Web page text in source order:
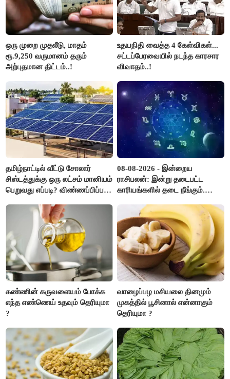
ஒரு முறை முதலீடு, மாதம்
ரூ.9,250 வருமானம் தரும்
அற்புதமான திட்டம்..!
உதயநிதி வைத்த 4 கேள்விகள்...
சட்டப்பேரவையில் நடந்த காரசார
விவாதம்..!
தமிழ்நாட்டில் வீட்டு சோலார்
சிஸ்டத்துக்கு ஒரு லட்சம் மானியம்
பெறுவது எப்படி? விண்ணப்பிப்பது
08-08-2026 - இன்றைய
ராசிபலன்: இன்று தடைபட்ட
காரியங்களில் தடை நீங்கும்.
இருக்கும். ஆன்மீக எண்ணம்
அதிகரிக்கும்..!
கண்ணின் கருவளையம் போக்க
எந்த எண்ணெய் உதவும் தெரியுமா
?
வாழைப்பழ மசியலை தினமும்
முகத்தில் பூசினால் என்னாகும்
தெரியுமா ?